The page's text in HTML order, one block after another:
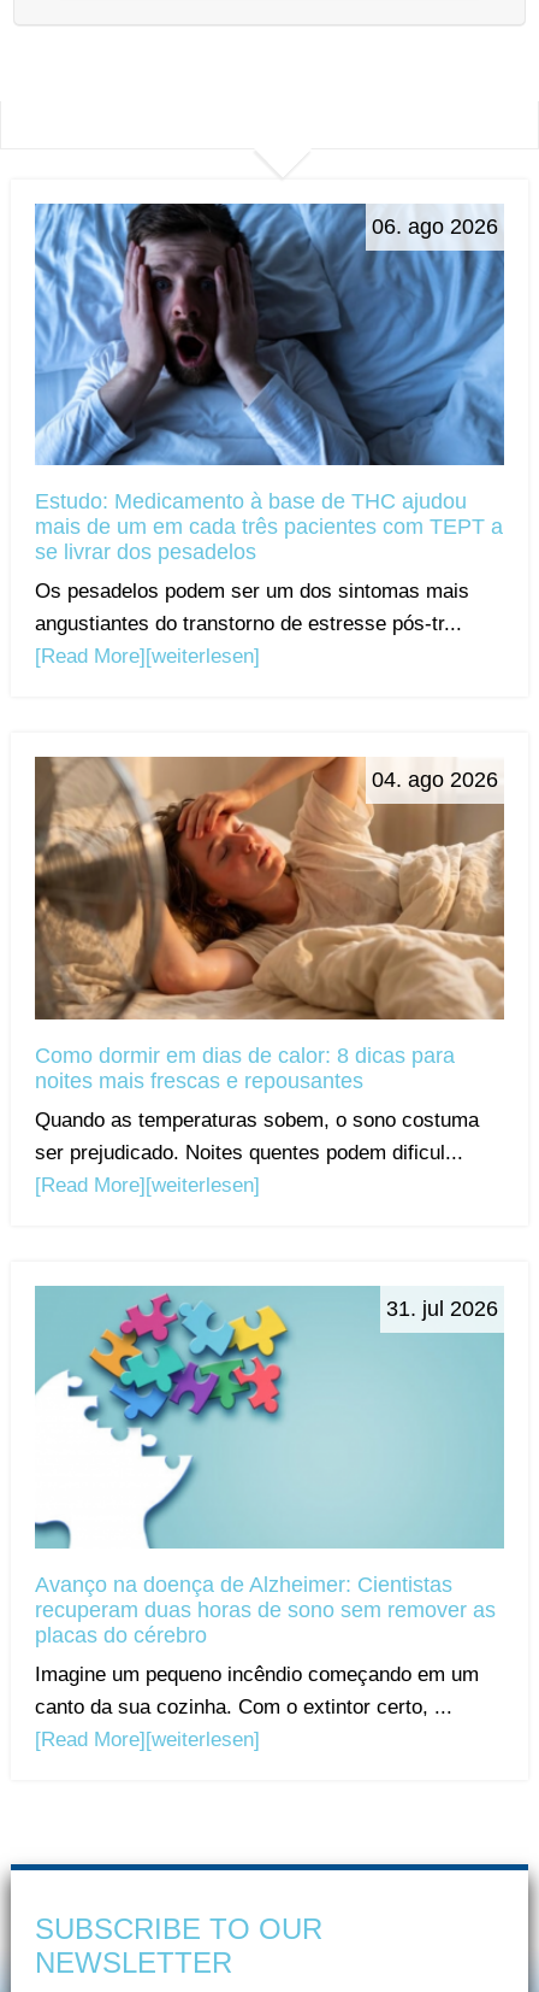
06. ago 2026
Estudo: Medicamento à base de THC ajudou
mais de um em cada três pacientes com TEPT a
se livrar dos pesadelos
Os pesadelos podem ser um dos sintomas mais
angustiantes do transtorno de estresse pós-tr...
[Read More] [weiterlesen]
04. ago 2026
Como dormir em dias de calor: 8 dicas para
noites mais frescas e repousantes
Quando as temperaturas sobem, o sono costuma
ser prejudicado. Noites quentes podem dificul...
[Read More] [weiterlesen]
31. jul 2026
Avanço na doença de Alzheimer: Cientistas
recuperam duas horas de sono sem remover as
placas do cérebro
Imagine um pequeno incêndio começando em um
canto da sua cozinha. Com o extintor certo, ...
[Read More] [weiterlesen]
SUBSCRIBE TO OUR
NEWSLETTER